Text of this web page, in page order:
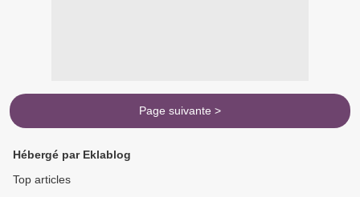
Page suivante >
Hébergé par Eklablog
Top articles